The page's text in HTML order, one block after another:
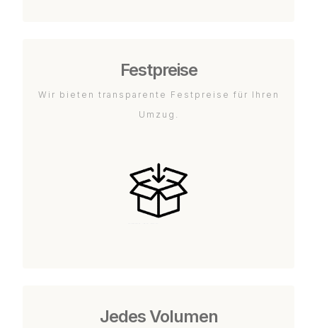
Festpreise
Wir bieten transparente Festpreise für Ihren
Umzug.
Jedes Volumen